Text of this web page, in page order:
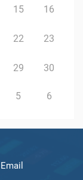
15 16
22 23
29 30
5 6
Email